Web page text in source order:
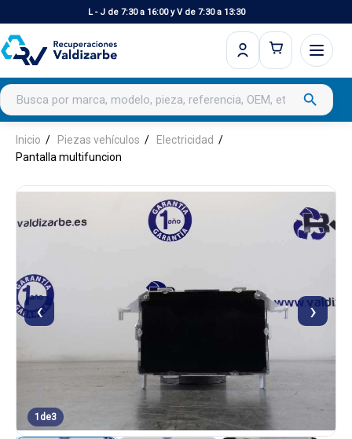
L - J de 7:30 a 16:00 y V de 7:30 a 13:30
Buscar productos search
Inicio Piezas vehículos
Electricidad
Pantalla multifuncion
‹ ›
1 de3